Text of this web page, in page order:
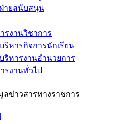
ายสนับสนุน
รงานวิชาการ
ริหารกิจการนักเรียน
ริหารงานอำนวยการ
รงานทั่วไป
ลข่าวสารทางราชการ